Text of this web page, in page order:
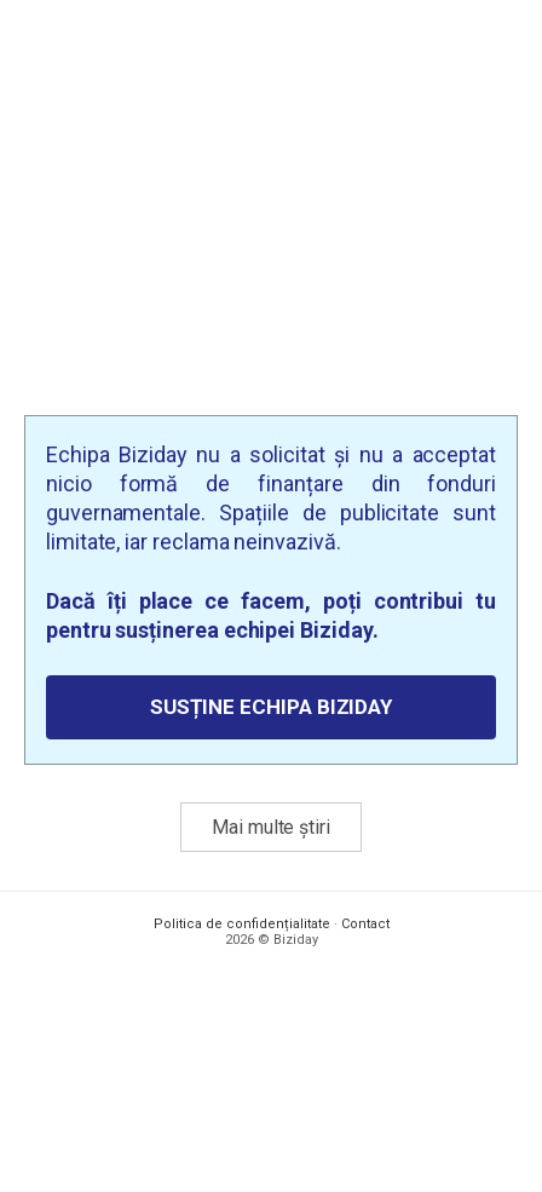
Echipa Biziday nu a solicitat și nu a acceptat
nicio formă de finanțare din fonduri
guvernamentale. Spațiile de publicitate sunt
limitate, iar reclama neinvazivă.
Dacă îți place ce facem, poți contribui tu
pentru susținerea echipei Biziday.
SUSȚINE ECHIPA BIZIDAY
Mai multe știri
Politica de confidențialitate · Contact
2026 © Biziday